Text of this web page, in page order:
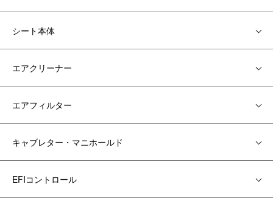
シート本体
エアクリーナー
エアフィルター
キャブレター・マニホールド
EFIコントロール